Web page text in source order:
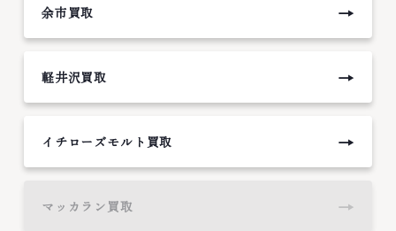
余市買取 →
軽井沢買取 →
イチローズモルト買取 →
マッカラン買取 →